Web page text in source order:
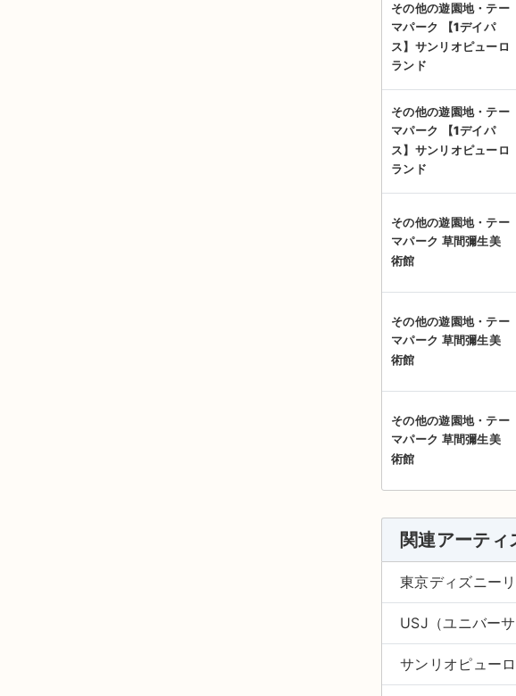
その他の遊園地・テー
マパーク 【1デイパ
ス】サンリオピューロ
ランド
その他の遊園地・テー
マパーク 【1デイパ
ス】サンリオピューロ
ランド
その他の遊園地・テー
マパーク 草間彌生美
術館
その他の遊園地・テー
マパーク 草間彌生美
術館
その他の遊園地・テー
マパーク 草間彌生美
術館
関連アーティ
東京ディズニー
USJ（ユニバー
サンリオピュー